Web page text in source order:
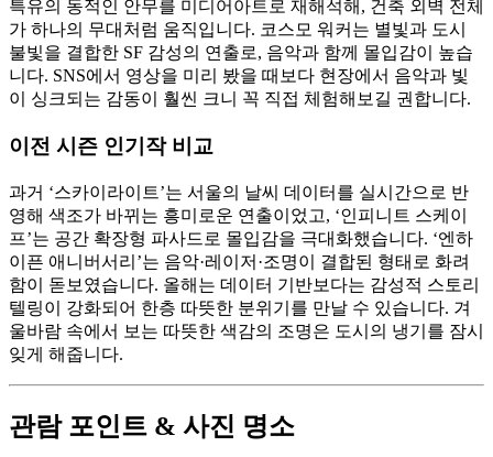
특유의 동적인 안무를 미디어아트로 재해석해, 건축 외벽 전체
가 하나의 무대처럼 움직입니다. 코스모 워커는 별빛과 도시
불빛을 결합한 SF 감성의 연출로, 음악과 함께 몰입감이 높습
니다. SNS에서 영상을 미리 봤을 때보다 현장에서 음악과 빛
이 싱크되는 감동이 훨씬 크니 꼭 직접 체험해보길 권합니다.
이전 시즌 인기작 비교
과거 ‘스카이라이트’는 서울의 날씨 데이터를 실시간으로 반
영해 색조가 바뀌는 흥미로운 연출이었고, ‘인피니트 스케이
프’는 공간 확장형 파사드로 몰입감을 극대화했습니다. ‘엔하
이픈 애니버서리’는 음악·레이저·조명이 결합된 형태로 화려
함이 돋보였습니다. 올해는 데이터 기반보다는 감성적 스토리
텔링이 강화되어 한층 따뜻한 분위기를 만날 수 있습니다. 겨
울바람 속에서 보는 따뜻한 색감의 조명은 도시의 냉기를 잠시
잊게 해줍니다.
관람 포인트 & 사진 명소